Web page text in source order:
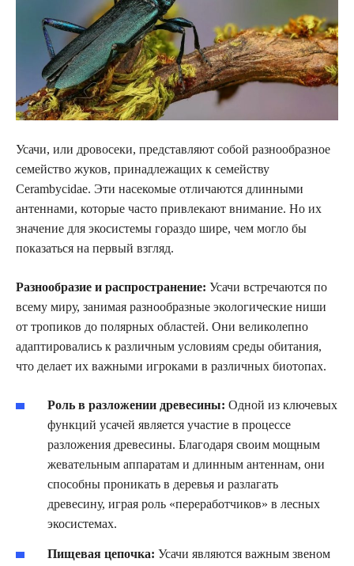
Усачи, или дровосеки, представляют собой разнообразное
семейство жуков, принадлежащих к семейству
Cerambycidae. Эти насекомые отличаются длинными
антеннами, которые часто привлекают внимание. Но их
значение для экосистемы гораздо шире, чем могло бы
показаться на первый взгляд.
Разнообразие и распространение: Усачи встречаются по
всему миру, занимая разнообразные экологические ниши
от тропиков до полярных областей. Они великолепно
адаптировались к различным условиям среды обитания,
что делает их важными игроками в различных биотопах.
Роль в разложении древесины: Одной из ключевых
функций усачей является участие в процессе
разложения древесины. Благодаря своим мощным
жевательным аппаратам и длинным антеннам, они
способны проникать в деревья и разлагать
древесину, играя роль «переработчиков» в лесных
экосистемах.
Пищевая цепочка: Усачи являются важным звеном